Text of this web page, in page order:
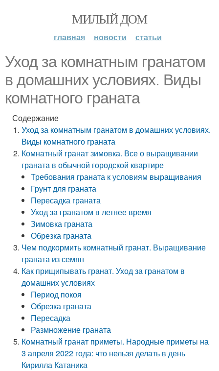
МИЛЫЙ ДОМ
главная новости статьи
Уход за комнатным гранатом
в домашних условиях. Виды
комнатного граната
Содержание
Уход за комнатным гранатом в домашних условиях.
Виды комнатного граната
Комнатный гранат зимовка. Все о выращивании
граната в обычной городской квартире
Требования граната к условиям выращивания
Грунт для граната
Пересадка граната
Уход за гранатом в летнее время
Зимовка граната
Обрезка граната
Чем подкормить комнатный гранат. Выращивание
граната из семян
Как прищипывать гранат. Уход за гранатом в
домашних условиях
Период покоя
Обрезка граната
Пересадка
Размножение граната
Комнатный гранат приметы. Народные приметы на
3 апреля 2022 года: что нельзя делать в день
Кирилла Катаника